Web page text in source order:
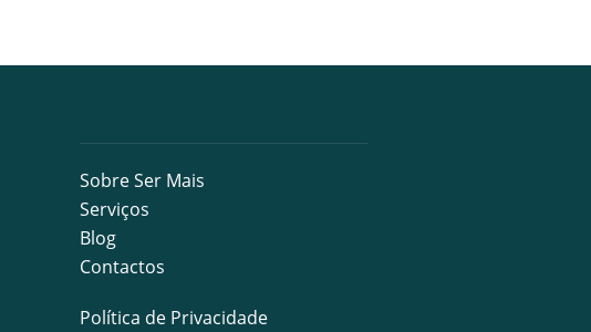
Sobre Ser Mais
Serviços
Blog
Contactos
Política de Privacidade